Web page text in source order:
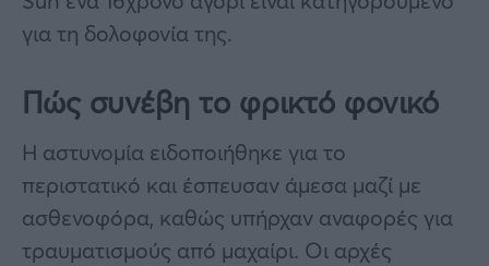
για τη δολοφονία της.
Πώς συνέβη το φρικτό φονικό
Η αστυνομία ειδοποιήθηκε για το
περιστατικό και έσπευσαν άμεσα μαζί με
ασθενοφόρα, καθώς υπήρχαν αναφορές για
τραυματισμούς από μαχαίρι. Οι αρχές